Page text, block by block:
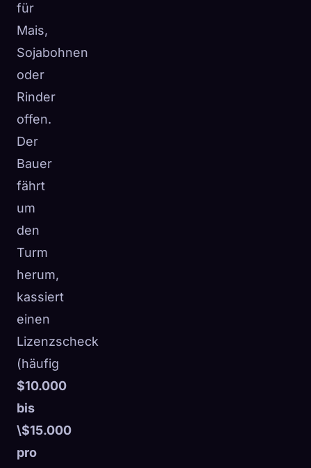
für
Mais,
Sojabohnen
oder
Rinder
offen.
Der
Bauer
fährt
um
den
Turm
herum,
kassiert
einen
Lizenzscheck
(häufig
$10.000
bis
\$15.000
pro